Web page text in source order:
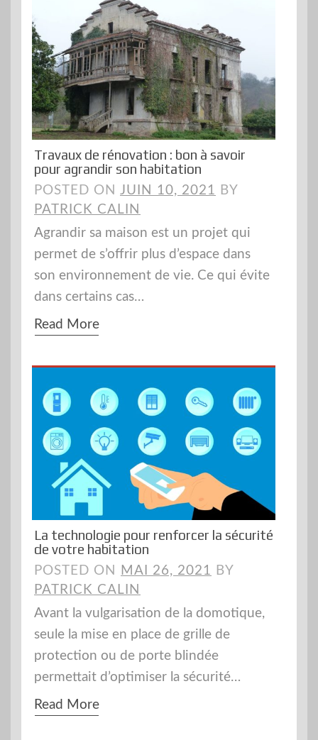
Travaux de rénovation : bon à savoir
pour agrandir son habitation
POSTED ON JUIN 10, 2021 BY
PATRICK CALIN
Agrandir sa maison est un projet qui
permet de s’offrir plus d’espace dans
son environnement de vie. Ce qui évite
dans certains cas…
Read More
La technologie pour renforcer la sécurité
de votre habitation
POSTED ON MAI 26, 2021 BY
PATRICK CALIN
Avant la vulgarisation de la domotique,
seule la mise en place de grille de
protection ou de porte blindée
permettait d’optimiser la sécurité…
Read More